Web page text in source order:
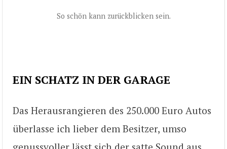
So schön kann zurückblicken sein.
EIN SCHATZ IN DER GARAGE
Das Herausrangieren des 250.000 Euro Autos
überlasse ich lieber dem Besitzer, umso